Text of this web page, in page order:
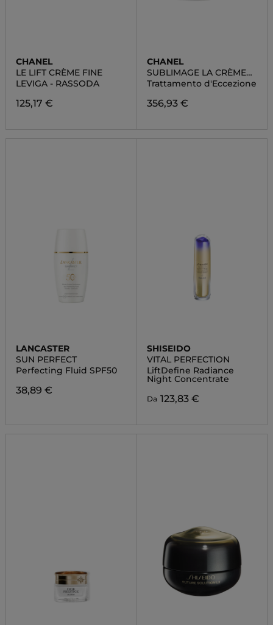
CHANEL
LE LIFT CRÈME FINE
LEVIGA - RASSODA
125,17 €
CHANEL
SUBLIMAGE LA CRÈME
TEXTURE FINE
Trattamento d'Eccezione
356,93 €
LANCASTER
SUN PERFECT
Perfecting Fluid SPF50
38,89 €
SHISEIDO
VITAL PERFECTION
LiftDefine Radiance
Night Concentrate
Da 123,83 €